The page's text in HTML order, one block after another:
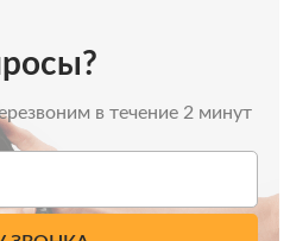
в течение 2 минут